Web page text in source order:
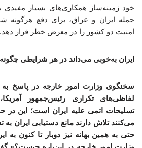
خود زمینه‌ساز همکاری‌های بسیار مفیدی
جمله ایران و عراق، برای دفع هرگونه
امنیت دو کشور را در معرض خطر قرار دهد.
ایران به‌خوبی می‌داند در هر شرایطی
سخنگوی وزارت امور خارجه در پاسخ
لفاظی‌های تکراری رئیس‌جمهور
تسلیحات اتمی علیه ایران است؛ این در
می‌کنند تلاش دارند مانع دستیابی ایران
حتی به همین بهانه نیز دوبار تا کنون به